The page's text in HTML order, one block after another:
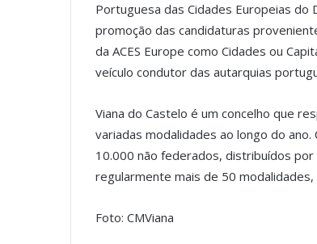
Portuguesa das Cidades Europeias
promoção das candidaturas
da ACES Europe como Cidades ou
veículo condutor das autarquias
Viana do Castelo é um concelho que
variadas modalidades ao longo do
10.000 não federados, distribuídos
regularmente mais de 50
Foto: CMViana